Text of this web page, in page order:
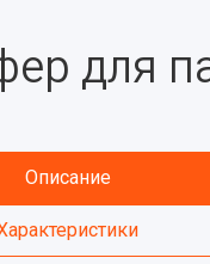
для
Описание
Характеристики